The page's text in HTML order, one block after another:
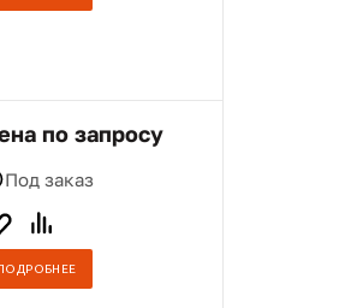
по запросу
Под заказ